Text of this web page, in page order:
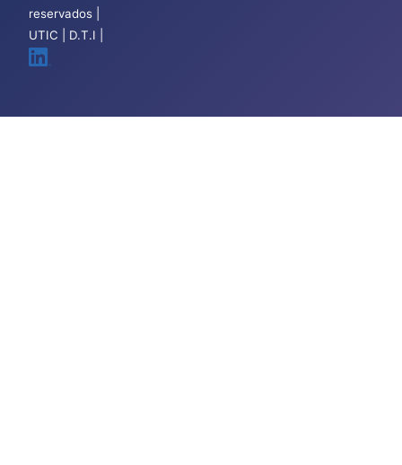
reservados |
UTIC | D.T.I |